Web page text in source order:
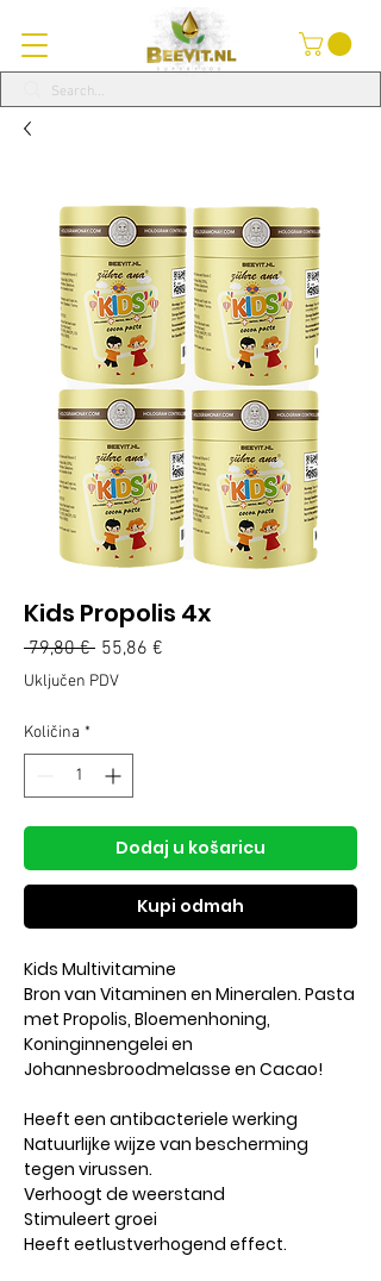
Kids Propolis 4x
79,80 € Redovna
cijena
55,86 €
Uključen PDV
Količina *
Dodaj u košaricu
Kupi odmah
Kids Multivitamine
Bron van Vitaminen en Mineralen. Pasta
met Propolis, Bloemenhoning,
Koninginnengelei en
Johannesbroodmelasse en Cacao!
Heeft een antibacteriele werking
Natuurlijke wijze van bescherming
tegen virussen.
Verhoogt de weerstand
Stimuleert groei
Heeft eetlustverhogend effect.